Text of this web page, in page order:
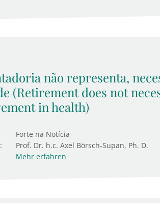
não representa,
(Retirement does not
in health)
Forte na Notícia
Prof. Dr. h.c. Axel Börsch-Supan, Ph. D.
Mehr erfahren